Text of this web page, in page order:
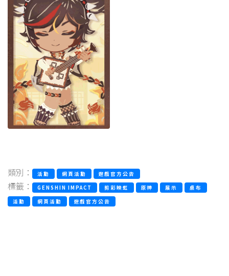
類別： 活動 網頁活動 遊戲官方公告
標籤： GENSHIN IMPACT 剪彩映虹 原神 展示
桌布
活動
網頁活動 遊戲官方公告